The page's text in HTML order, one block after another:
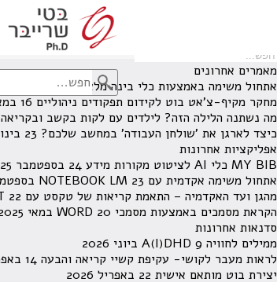
לא נמצאו תוצאות תחת קטגוריה זו.
מחפש משהו מסויים? השתמש בחיפוש
מאמרים אחרונים
אתחול משימה באמצעות כלי בינה מלאכותית
מחקר מקיף-צ'אט בוט לקידום תפקודים ניהוליים 16 במאי 2026
מה נשתנה הלילה הזה? לילדים עם לקות בקשב ובקריאה
כיצד לארגן את 'שולחן העבודה' במחשב שלכם? 23 בינואר 2026
אפליקציות אחרונות
MY BIB כלי AI לציטוט מקורות מידע
24 בספטמבר 2025
אתחול משימה אקדמית עם NOTEBOOK LM 23 בספטמבר 2025
מהגן ועד האקדמיה – התאמת קריאות של טקסט עם GPT 22 באוגוסט 2025
הקראת מסמכים באמצעות מסמכי WORD 20 במאי 2025
סדנאות אחרונות
ממילים לחוויה A(I)DHD 9 ביוני 2026
לראות מעבר לקושי- עקיפת קשיי קריאה והבעה 14 באפריל 2026
יצירת בוט מותאם אישית 22 באפריל 2026